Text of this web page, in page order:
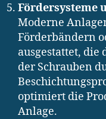
Fördersysteme
Moderne
Förderbändern
ausgestattet, die
der Schrauben
optimiert die
Anlage.